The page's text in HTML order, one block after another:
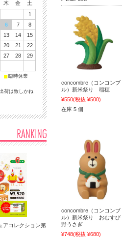
concombre（コンコンブ
ル）新米祭り 稲穂
¥550(税抜 ¥500)
在庫 5 個
concombre（コンコンブ
ル）新米祭り おむすび
野うさぎ
¥748(税抜 ¥680)
木 金
土
1
6 7
8
13 14
15
20 21
22
27 28
29
■臨時休業
荷は致しかね
コレクション第